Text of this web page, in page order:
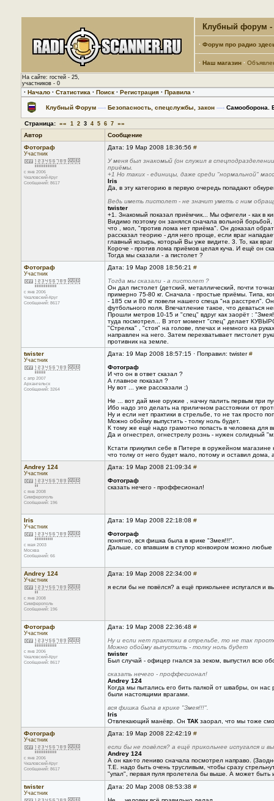
Клубный форум -
· Форум про радио
· Наш магазин ·
На сайте: гостей - 25,
участников - 0
· Начало · Статистика · Поиск · Регистрация · Правила ·
Клубный Форум —› Безопасность, спецслужбы, закон —› Самооборона.
Страница: «« 1 2 3 4 5 6 7 »»
Автор
Сообщение
Фотограф
Участник
с янв 2006
Чкаловский-Круг
Сообщений: 8617
Дата: 19 Мар 2008 18:36:56 #
У меня был знакомый (он служил в
приёмы.
+1 Но таких - единицы, даже среди "нормальной"
Iris
Да, в эту категорию в первую очередь попадают
Ведь иметь пистолет - не значит уметь с ним
twister
+1. Знакомый показал приёмчик... Мы офигели - как в
Видимо поэтому он занялся сначала вольной
что , мол, "против лома нет приёма". Он доказал
рассказал теорию - для него проще, если враг
главный козырь, который Вы уже видите. 3. То, как
Короче - против лома приёмов целая куча. И ещё он
Тогда мы сказали - а пистолет ?
Фотограф
Участник
с янв 2006
Чкаловский-Круг
Сообщений: 8617
Дата: 19 Мар 2008 18:56:21 #
Тогда мы сказали - а пистолет ?
Он дал пистолет (детский, металлический, почти
примерно 75-80 кг. Сначала - простые приёмы. Типа,
- 185 см и 80 кг повели нашего спеца "на расстрел".
футбольного поля. Впечатление такое, что деваться
Прошли метров 10-15 и "спец" вдруг как заорёт :
туда посмотрел... В этот момент "спец" делает
"Стрелка" , "стоя" на голове, плечах и немного на
направлен на него. Затем перехватывает пистолет
противник на земле.
twister
Участник
с апр 2007
Архангельск
Сообщений: 3264
Дата: 19 Мар 2008 18:57:15 · Поправил: twister#
Фотограф
И что он в ответ сказал ?
А главное показал ?
Ну вот ... уже рассказали ;)
Не ... вот дай мне оружие , начну палить первым при
Ибо надо это делать на приличном расстоянии от
Ну и если нет практики в стрельбе, то не так просто
Можно обойму выпустить - толку ноль будет.
К тому же ещё надо грамотно попасть в человека для
Да и огнестрел, огнестрелу рознь - нужен солидный
Кстати прикупил себе в Питере в оружейном
что толку от него будет мало, потому и оставил
Andrey 124
Участник
с янв 2008
Симферополь
Сообщений: 196
Дата: 19 Мар 2008 21:09:34 #
Фотограф
сказать нечего - проффесионал!
Iris
Участник
с мая 2003
Москва
Сообщений: 66
Дата: 19 Мар 2008 22:18:08 #
Фотограф
понятно, вся фишка была в крике "Змея!!!".
Дальше, со впавшим в ступор конвоиром можно любые
Andrey 124
Участник
с янв 2008
Симферополь
Сообщений: 196
Дата: 19 Мар 2008 22:34:00 #
я если бы не повёлся? а ещё прикольнее испугался и
Фотограф
Участник
с янв 2006
Чкаловский-Круг
Сообщений: 8617
Дата: 19 Мар 2008 22:36:48 #
Ну и если нет практики в стрельбе, то не так
Можно обойму выпустить - толку ноль будет
twister
Был случай - офицер гнался за зеком, выпустил всю
сказать нечего - проффесионал!
Andrey 124
Когда мы пытались его бить палкой от швабры, он
были настоящими врагами.
вся фишка была в крике "Змея!!!".
Iris
Отвлекающий манёвр. Он ТАК заорал, что мы тоже
Фотограф
Участник
с янв 2006
Чкаловский-Круг
Сообщений: 8617
Дата: 19 Мар 2008 22:42:19 #
если бы не повёлся? а ещё прикольнее испугался и
Andrey 124
А он как-то лениво сначала посмотрел направо.
Т.Е. надо быть очень трусливым, чтобы сразу
"упал", первая пуля пролетела бы выше. А может быть
twister
Участник
Дата: 20 Мар 2008 08:53:38 #